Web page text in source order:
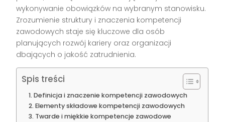
wykonywanie obowiązków na wybranym stanowisku.
Zrozumienie struktury i znaczenia kompetencji
zawodowych staje się kluczowe dla osób
planujących rozwój kariery oraz organizacji
dbających o jakość zatrudnienia.
Spis treści
Definicja i znaczenie kompetencji zawodowych
Elementy składowe kompetencji zawodowych
Twarde i miękkie kompetencje zawodowe